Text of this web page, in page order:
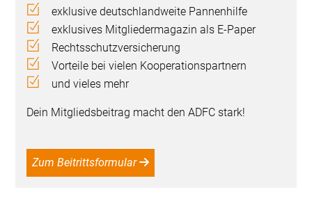
exklusive deutschlandweite Pannenhilfe
exklusives Mitgliedermagazin als E-Paper
Rechtsschutzversicherung
Vorteile bei vielen Kooperationspartnern
und vieles mehr
Dein Mitgliedsbeitrag macht den ADFC stark!
Zum Beitrittsformular